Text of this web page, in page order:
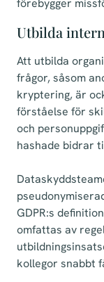
förebygger
Utbilda
Att utbilda
frågor, såsom
kryptering, är
förståelse för
och
hashade bidrar
GDPR:s
omfattas av
kollegor snabbt